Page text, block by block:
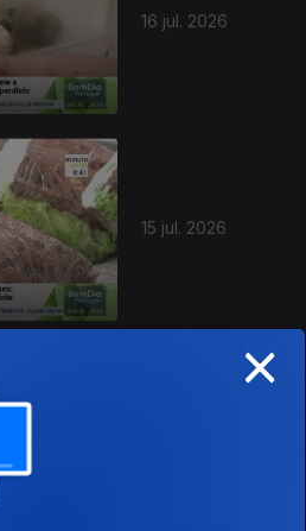
16 jul. 2026
15 jul. 2026
×